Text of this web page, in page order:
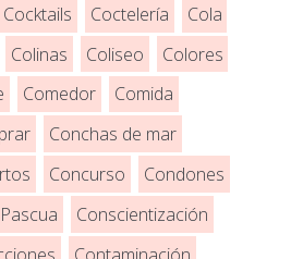
Cocktails Coctelería
Cola
Colinas Coliseo
Colores
Comedor
Comida
Conchas de mar
Concurso
Condones
Conscientización
Contaminación